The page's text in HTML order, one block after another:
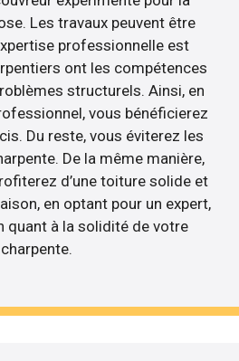
Les travaux peuvent être
professionnelle est
ont les compétences
structurels. Ainsi, en
vous bénéficierez
Du reste, vous éviterez les
De la même manière,
d’une toiture solide et
en optant pour un expert,
quant à la solidité de votre
charpente.